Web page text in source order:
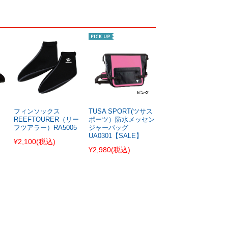
フィンソックス
REEFTOURER（リー
フツアラー）RA5005
¥2,100(税込)
TUSA SPORT(ツサス
ポーツ）防水メッセン
ジャーバッグ
UA0301【SALE】
¥2,980(税込)